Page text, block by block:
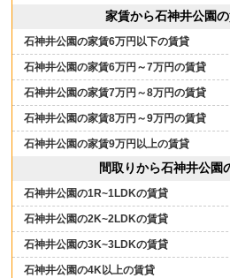
家賃から石神井公園
石神井公園の家賃6万円以下の賃貸
石神井公園の家賃6万円～7万円の賃貸
石神井公園の家賃7万円～8万円の賃貸
石神井公園の家賃8万円～9万円の賃貸
石神井公園の家賃9万円以上の賃貸
間取りから石神井公園
石神井公園の1R~1LDKの賃貸
石神井公園の2K~2LDKの賃貸
石神井公園の3K~3LDKの賃貸
石神井公園の4K以上の賃貸